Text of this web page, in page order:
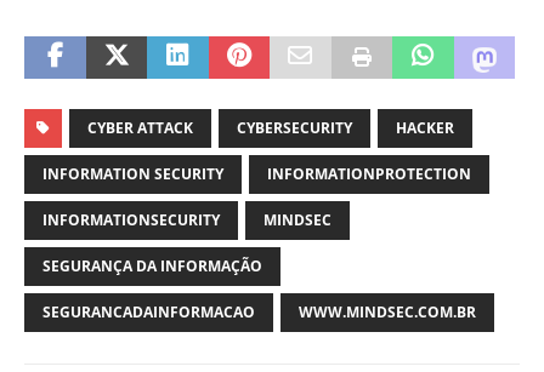
CYBER ATTACK CYBERSECURITY HACKER
INFORMATION SECURITY INFORMATIONPROTECTION
INFORMATIONSECURITY MINDSEC
SEGURANÇA DA INFORMAÇÃO
SEGURANCADAINFORMACAO WWW.MINDSEC.COM.BR